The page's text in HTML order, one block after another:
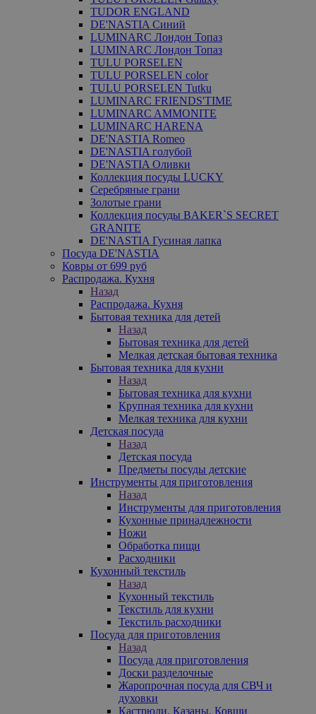
TUDOR ENGLAND
DE'NASTIA Синий
LUMINARC Лондон Топаз
LUMINARC Лондон Топаз
TULU PORSELEN
TULU PORSELEN color
TULU PORSELEN Tutku
LUMINARC FRIENDS'TIME
LUMINARC AMMONITE
LUMINARC HARENA
DE'NASTIA Romeo
DE'NASTIA голубой
DE'NASTIA Оливки
Коллекция посуды LUCKY
Серебряные грани
Золотые грани
Коллекция посуды BAKER`S SECRET
GRANITE
DE'NASTIA Гусиная лапка
Посуда DE'NASTIA
Ковры от 699 руб
Распродажа. Кухня
Назад
Распродажа. Кухня
Бытовая техника для детей
Назад
Бытовая техника для детей
Мелкая детская бытовая техника
Бытовая техника для кухни
Назад
Бытовая техника для кухни
Крупная техника для кухни
Мелкая техника для кухни
Детская посуда
Назад
Детская посуда
Предметы посуды детские
Инструменты для приготовления
Назад
Инструменты для приготовления
Кухонные принадлежности
Ножи
Обработка пищи
Расходники
Кухонный текстиль
Назад
Кухонный текстиль
Текстиль для кухни
Текстиль расходники
Посуда для приготовления
Назад
Посуда для приготовления
Доски разделочные
Жаропрочная посуда для СВЧ и
духовки
Кастрюли, Казаны, Ковши